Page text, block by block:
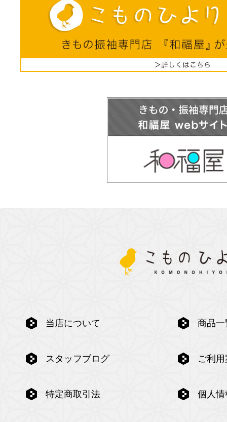
当店について 商品一
スタッフブログ ご利
特定商取引法 個人